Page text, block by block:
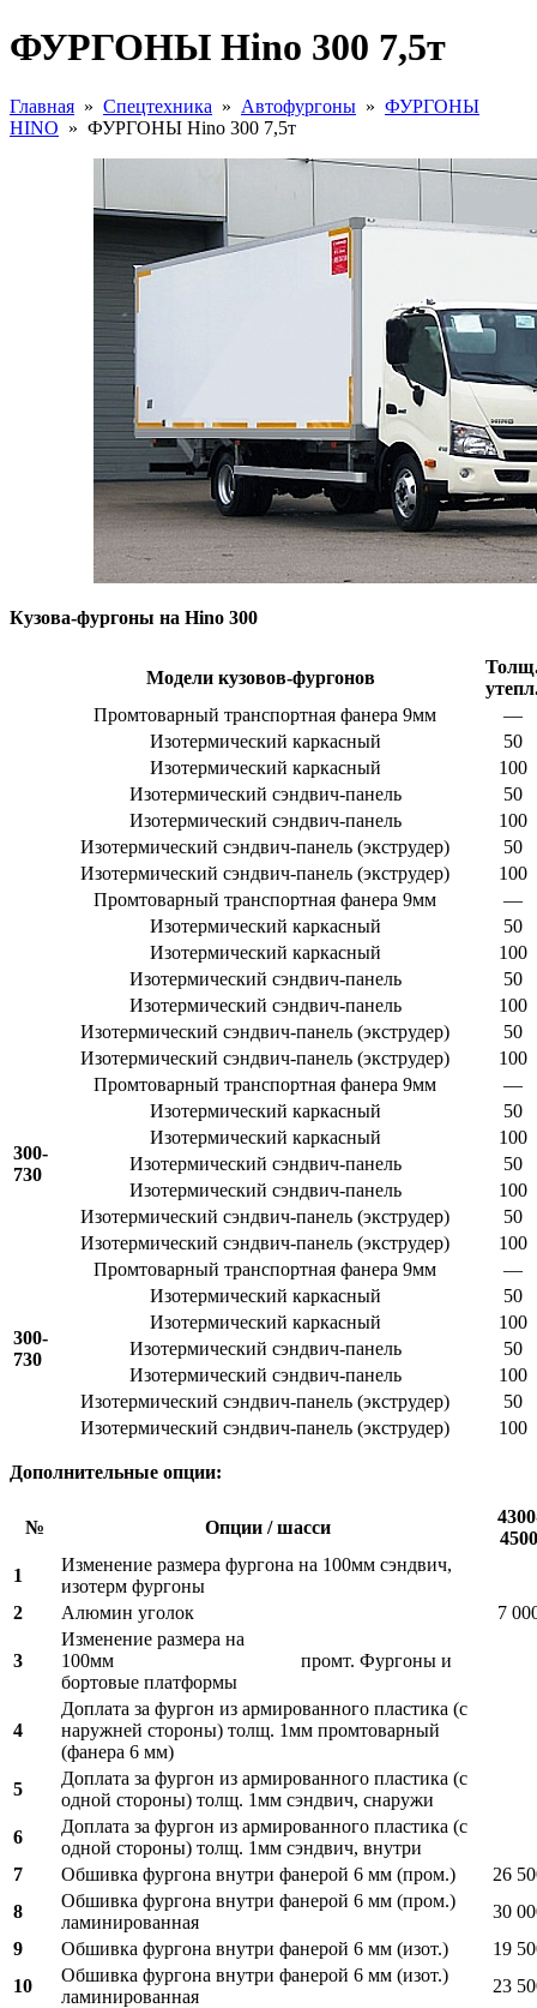
ФУРГОНЫ Hino 300 7,5т
Главная » Спецтехника » Автофургоны » ФУРГОНЫ
HINO » ФУРГОНЫ Hino 300 7,5т
Кузова-фургоны на Hino 300
Модели кузовов-фургонов
Промтоварный транспортная фанера 9мм
—
Изотермический каркасный
50
Изотермический каркасный
100
Изотермический сэндвич-панель
50
Изотермический сэндвич-панель
100
Изотермический сэндвич-панель (экструдер)
50
Изотермический сэндвич-панель (экструдер)
100
Промтоварный транспортная фанера 9мм
—
Изотермический каркасный
50
Изотермический каркасный
100
Изотермический сэндвич-панель
50
Изотермический сэндвич-панель
100
Изотермический сэндвич-панель (экструдер)
50
Изотермический сэндвич-панель (экструдер)
100
300-
730
Промтоварный транспортная фанера 9мм
—
Изотермический каркасный
50
Изотермический каркасный
100
Изотермический сэндвич-панель
50
Изотермический сэндвич-панель
100
Изотермический сэндвич-панель (экструдер)
50
Изотермический сэндвич-панель (экструдер)
100
300-
730
Промтоварный транспортная фанера 9мм
—
Изотермический каркасный
50
Изотермический каркасный
100
Изотермический сэндвич-панель
50
Изотермический сэндвич-панель
100
Изотермический сэндвич-панель (экструдер)
50
Изотермический сэндвич-панель (экструдер)
100
Дополнительные опции:
№ Опции / шасси
4500
1
Изменение размера фургона на 100мм сэндвич,
изотерм фургоны
2
Алюмин уголок 7
3
Изменение размера на
100мм промт. Фургоны и
бортовые платформы
4
Доплата за фургон из армированного пластика (с
наружней стороны) толщ. 1мм промтоварный
(фанера 6 мм)
5
Доплата за фургон из армированного пластика (с
одной стороны) толщ. 1мм сэндвич, снаружи
6
Доплата за фургон из армированного пластика (с
одной стороны) толщ. 1мм сэндвич, внутри
7
Обшивка фургона внутри фанерой 6 мм (пром.)
26
8
Обшивка фургона внутри фанерой 6 мм (пром.)
ламинированная
30
9
Обшивка фургона внутри фанерой 6 мм (изот.)
19
10
Обшивка фургона внутри фанерой 6 мм (изот.)
ламинированная
23